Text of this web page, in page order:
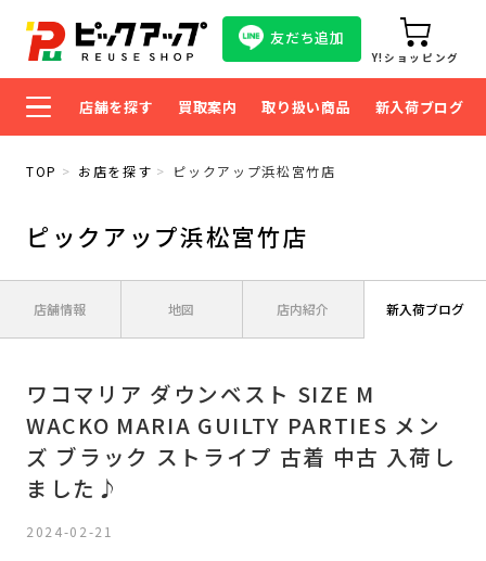
友だち追加
Y!ショッピング
店舗を探す 買取案内 取り扱い商品 新入荷ブログ
TOP お店を探す ピックアップ浜松宮竹店
ピックアップ浜松宮竹店
店舗情報 地図 店内紹介 新入荷ブログ
ワコマリア ダウンベスト SIZE M
WACKO MARIA GUILTY PARTIES メン
ズ ブラック ストライプ 古着 中古 入荷し
ました♪
2024-02-21